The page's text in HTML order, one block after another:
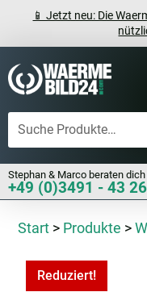
📱 Jetzt neu: Die
Stephan & Marco beraten
+49 (0)3491 - 43
Start > Produkte >
Reduziert!